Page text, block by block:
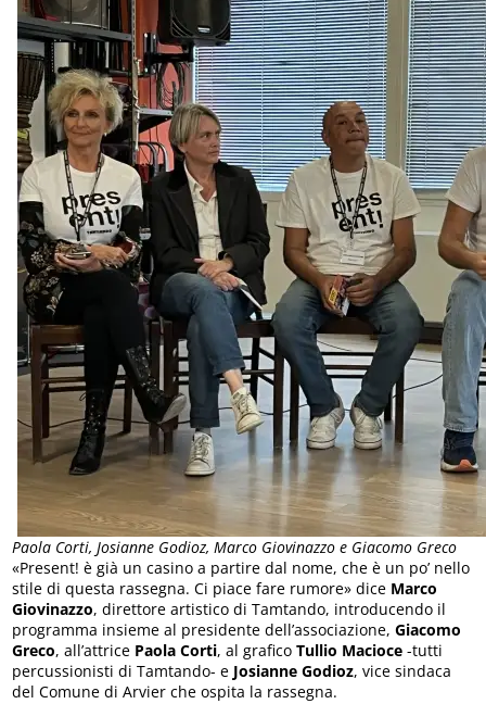
Paola Corti, Josianne Godioz, Marco Giovinazzo e Giacomo Greco
«Present! è già un casino a partire dal nome, che è un po’ nello
stile di questa rassegna. Ci piace fare rumore» dice Marco
Giovinazzo, direttore artistico di Tamtando, introducendo il
programma insieme al presidente dell’associazione,Giacomo
Greco, all’attrice Paola Corti, al grafico Tullio Macioce -tutti
percussionisti di Tamtando- e Josianne Godioz, vice sindaca
del Comune di Arvier che ospita la rassegna.